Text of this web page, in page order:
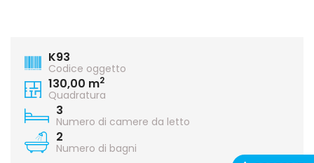
K93
Codice oggetto
130,00 m2
Quadratura
3
Numero di camere da letto
2
Numero di bagni